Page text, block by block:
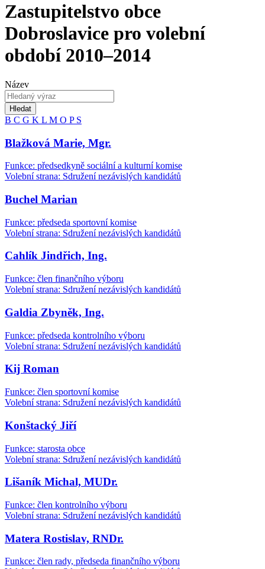
Zastupitelstvo obce
Dobroslavice pro volební
období 2010–2014
Název
Hledat
B C G K L M O P S
Blažková Marie, Mgr.
Funkce: předsedkyně sociální a kulturní komise
Volební strana: Sdružení nezávislých kandidátů
Buchel Marian
Funkce: předseda sportovní komise
Volební strana: Sdružení nezávislých kandidátů
Cahlík Jindřich, Ing.
Funkce: člen finančního výboru
Volební strana: Sdružení nezávislých kandidátů
Galdia Zbyněk, Ing.
Funkce: předseda kontrolního výboru
Volební strana: Sdružení nezávislých kandidátů
Kij Roman
Funkce: člen sportovní komise
Volební strana: Sdružení nezávislých kandidátů
Konštacký Jiří
Funkce: starosta obce
Volební strana: Sdružení nezávislých kandidátů
Lišaník Michal, MUDr.
Funkce: člen kontrolního výboru
Volební strana: Sdružení nezávislých kandidátů
Matera Rostislav, RNDr.
Funkce: člen rady, předseda finančního výboru